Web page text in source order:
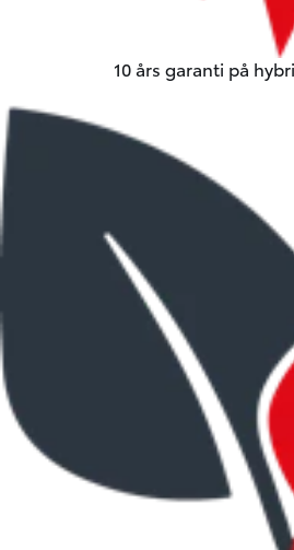
10 års garanti på